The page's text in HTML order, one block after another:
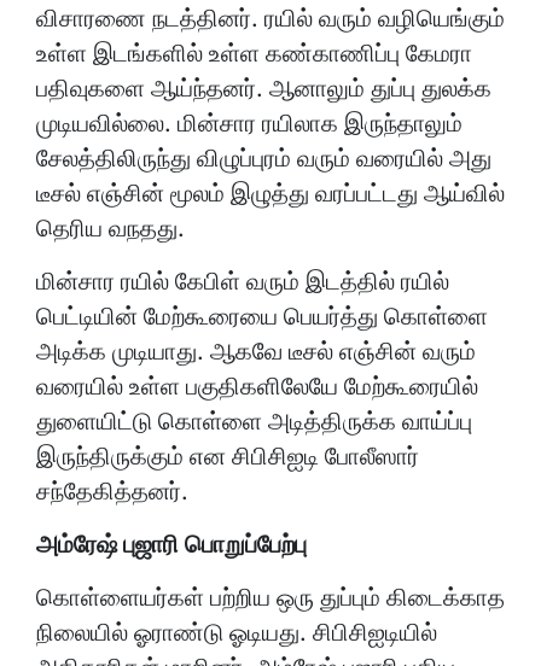
விசாரணை நடத்தினர். ரயில் வரும் வழியெங்கும்
உள்ள இடங்களில் உள்ள கண்காணிப்பு கேமரா
பதிவுகளை ஆய்ந்தனர். ஆனாலும் துப்பு துலக்க
முடியவில்லை. மின்சார ரயிலாக இருந்தாலும்
சேலத்திலிருந்து விழுப்புரம் வரும் வரையில் அது
டீசல் எஞ்சின் மூலம் இழுத்து வரப்பட்டது ஆய்வில்
தெரிய வநதது.
மின்சார ரயில் கேபிள் வரும் இடத்தில் ரயில்
பெட்டியின் மேற்கூரையை பெயர்த்து கொள்ளை
அடிக்க முடியாது. ஆகவே டீசல் எஞ்சின் வரும்
வரையில் உள்ள பகுதிகளிலேயே மேற்கூரையில்
துளையிட்டு கொள்ளை அடித்திருக்க வாய்ப்பு
இருந்திருக்கும் என சிபிசிஐடி போலீஸார்
சந்தேகித்தனர்.
அம்ரேஷ் புஜாரி பொறுப்பேற்பு
கொள்ளையர்கள் பற்றிய ஒரு துப்பும் கிடைக்காத
நிலையில் ஓராண்டு ஓடியது. சிபிசிஐடியில்